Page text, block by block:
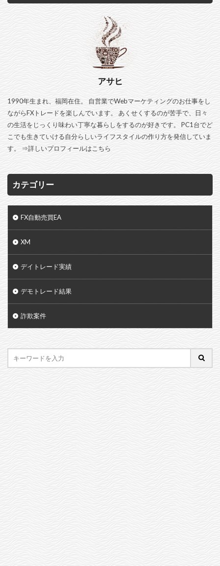
アサヒ
1990年生まれ、福岡在住。 自営業でWebマーケティングのお仕事をし
ながらFXトレードを楽しんでいます。 あくせくするのが苦手で、日々
の生活をじっくり味わい丁寧な暮らしをするのが好きです。 PC1台でど
こでも生きていける自分らしいライフスタイルの作り方を発信していま
す。 ⇒詳しいプロフィールはこちら
カテゴリー
FX自動売買EA
XM
デイトレード実績
デモトレード結果
詐欺案件